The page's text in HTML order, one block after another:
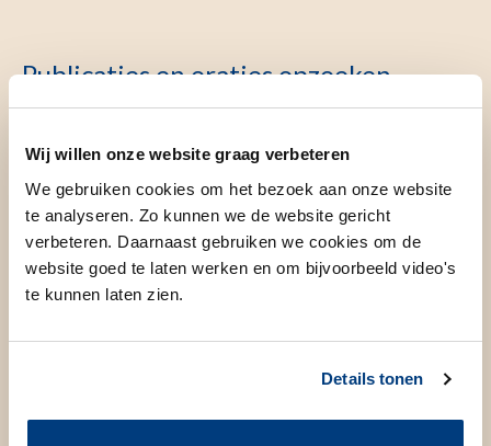
Wij willen onze website graag verbeteren
We gebruiken cookies om het bezoek aan onze website
te analyseren. Zo kunnen we de website gericht
verbeteren. Daarnaast gebruiken we cookies om de
website goed te laten werken en om bijvoorbeeld video's
te kunnen laten zien.
Details tonen
Publicaties en oraties opzoeken
U vindt een overzicht met de hoogleraren van het LUMC
de website van de Universiteit Leiden. Bekijk per
hoogleraar de gegevens en onder het tabblad ‘Publications’
de wetenschappelijke publicaties, oraties en
(afscheids)redes.